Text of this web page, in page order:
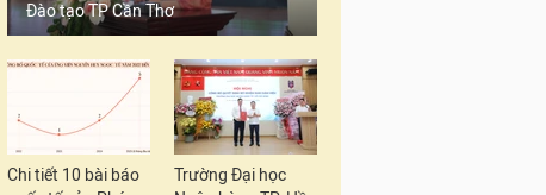
Đào tạo TP Cần Thơ
Chi tiết 10 bài báo
Trường Đại học